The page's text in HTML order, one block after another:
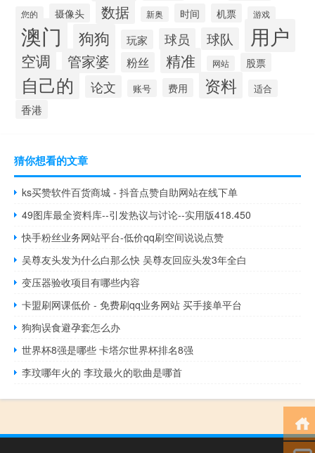
您的 摄像头 数据 新奥 时间 机票 游戏
澳门 狗狗 玩家 球员 球队 用户
空调 管家婆 粉丝 精准 网站 股票
自己的 论文 账号 费用 资料 适合
香港
猜你想看的文章
ks买赞软件百货商城 - 抖音点赞自助网站在线下单
49图库最全资料库--引发热议与讨论--实用版418.450
快手粉丝业务网站平台-低价qq刷空间说说点赞
吴尊友头发为什么白那么快 吴尊友回应头发3年全白
变压器验收项目有哪些内容
卡盟刷网课低价 - 免费刷qq业务网站 买手接单平台
狗狗误食避孕套怎么办
世界杯8强是哪些 卡塔尔世界杯排名8强
李玟哪年火的 李玟最火的歌曲是哪首